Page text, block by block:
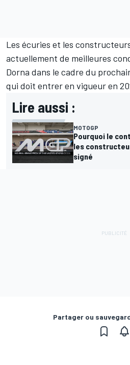
Les écuries et les
actuellement de meilleures
Dorna dans le cadre du
qui doit entrer en vigueur en
Lire aussi :
MOTOGP
Pourquoi le
les
signé
Partager ou